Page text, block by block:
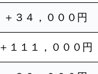
＋３４，０００円
＋１１１，０００円